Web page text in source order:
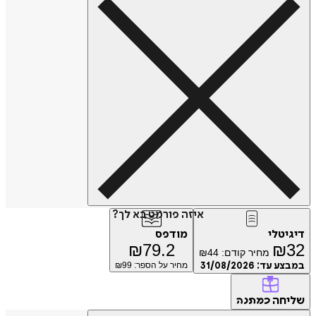
איזה פורמט בא לך?
₪ מחיר קודם: ₪44
עד:31/08/2026
מודפס
₪79.2
מחיר על הספר: ₪99
כמתנה